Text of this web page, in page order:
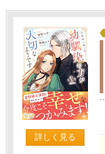
詳しく見る